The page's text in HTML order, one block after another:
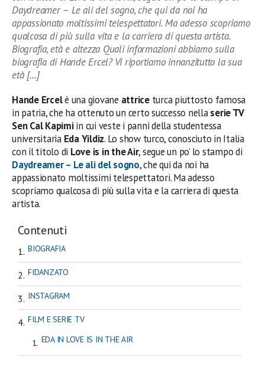
Daydreamer – Le ali del sogno, che qui da noi ha
appassionato moltissimi telespettatori. Ma adesso scopriamo
qualcosa di più sulla vita e la carriera di questa artista.
Biografia, età e altezza Quali informazioni abbiamo sulla
biografia di Hande Ercel? Vi riportiamo innanzitutto la sua
età […]
Hande Ercelè una giovane attriceturca piuttosto famosa
in patria, che ha ottenuto un certo successo nellaserie TV
Sen Cal Kapimiin cui veste i panni della studentessa
universitaria Eda Yildiz. Lo show turco, conosciuto in Italia
con il titolo di Love is in the Air, segue un po’ lo stampo di
Daydreamer – Le ali del sogno, che qui da noi ha
appassionato moltissimi telespettatori. Ma adesso
scopriamo qualcosa di più sulla vita e la carriera di questa
artista.
Contenuti
BIOGRAFIA
FIDANZATO
INSTAGRAM
FILM E SERIE TV
EDA IN LOVE IS IN THE AIR